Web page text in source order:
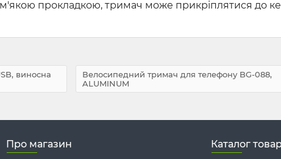
прокладкою, тримач може прикріплятися до
виносна
Велосипедний тримач для телефону BG-088,
ALUMINUM
Про магазин Каталог